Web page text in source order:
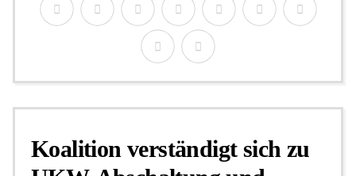
Koalition verständigt sich zu